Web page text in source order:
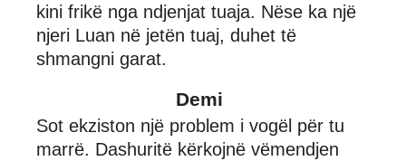
kini frikë nga ndjenjat tuaja. Nëse ka një
njeri Luan në jetën tuaj, duhet të
shmangni garat.
Demi
Sot ekziston një problem i vogël për tu
marrë. Dashuritë kërkojnë vëmendjen